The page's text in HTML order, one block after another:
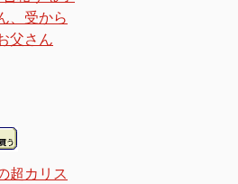
、受から
父さん
超カリス